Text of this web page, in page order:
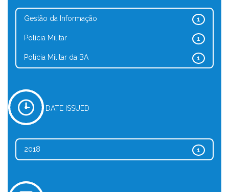
1
Gestão da Informação
1
Polícia Militar
1
Polícia Militar da BA
DATE ISSUED
1
2018